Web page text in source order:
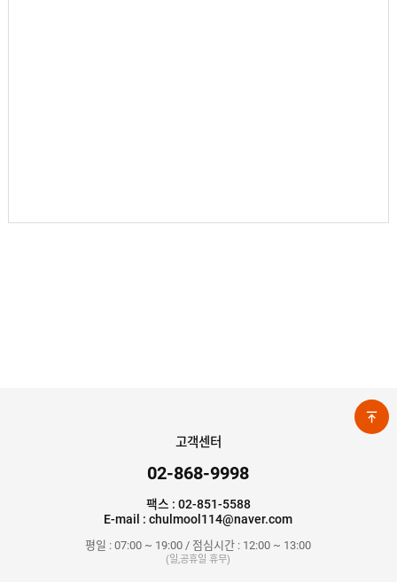
고객센터
02-868-9998
팩스 : 02-851-5588
E-mail : chulmool114@naver.com
평일 : 07:00 ~ 19:00 / 점심시간 : 12:00 ~ 13:00
(일,공휴일 휴무)